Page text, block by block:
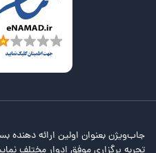
جاب‌ویژن بعنوان اولین ارائه دهنده